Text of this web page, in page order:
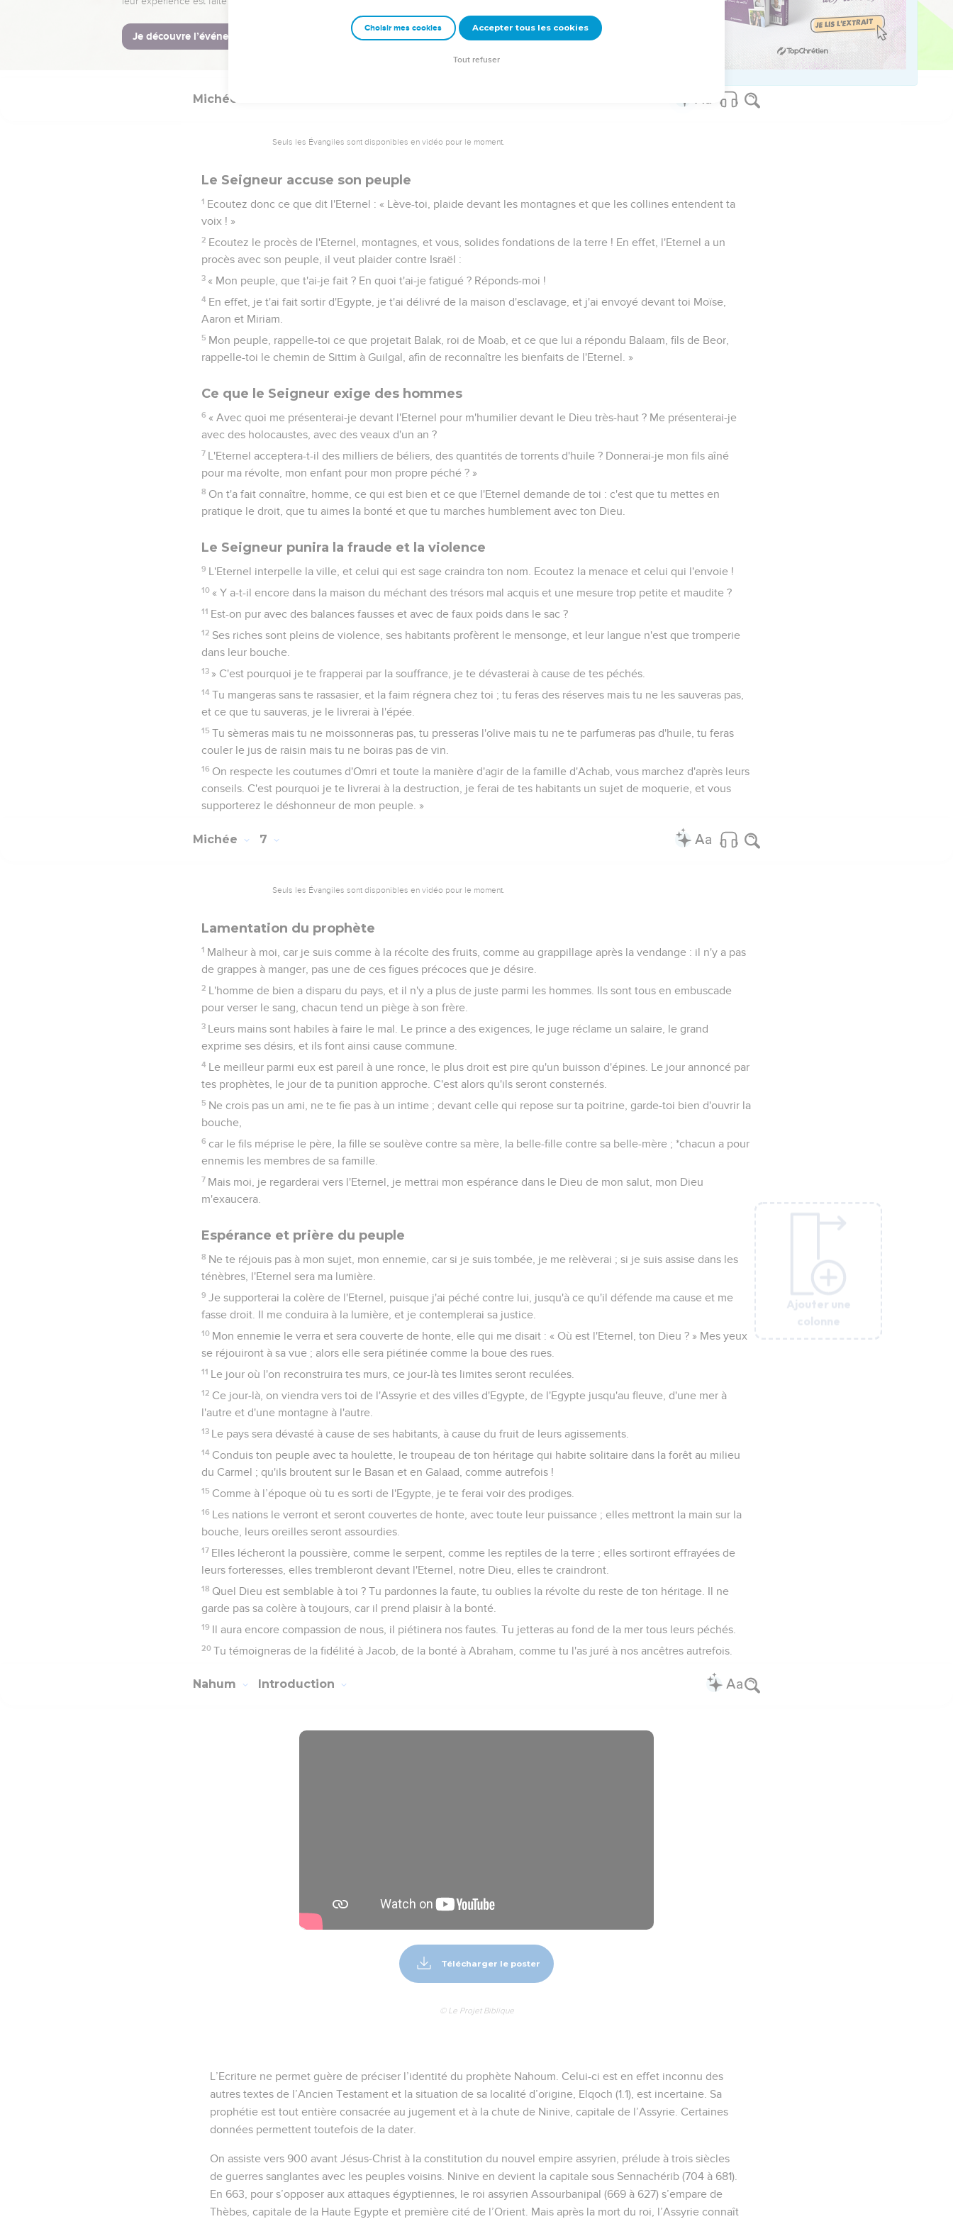
J'arracherai du milieu de toi tes poteaux sacrés et je détruirai tes villes.
14 J'exercerai ma vengeance avec colère, avec fureur, contre les nations qui n'ont pas écouté.
Ajouter une
colonne
Michée
Seuls les Évangiles sont disponibles en vidéo pour le moment.
Le Seigneur accuse son peuple
1 Ecoutez donc ce que dit l'Eternel : « Lève-toi, plaide devant les montagnes et que les collines entendent ta
voix ! »
2 Ecoutez le procès de l'Eternel, montagnes, et vous, solides fondations de la terre ! En effet, l'Eternel a un
procès avec son peuple, il veut plaider contre Israël :
3 « Mon peuple, que t'ai-je fait ? En quoi t'ai-je fatigué ? Réponds-moi !
4 En effet, je t'ai fait sortir d'Egypte, je t'ai délivré de la maison d'esclavage, et j'ai envoyé devant toi Moïse,
Aaron et Miriam.
5 Mon peuple, rappelle-toi ce que projetait Balak, roi de Moab, et ce que lui a répondu Balaam, fils de Beor,
rappelle-toi le chemin de Sittim à Guilgal, afin de reconnaître les bienfaits de l'Eternel. »
Ce que le Seigneur exige des hommes
6 « Avec quoi me présenterai-je devant l'Eternel pour m'humilier devant le Dieu très-haut ? Me présenterai-je
avec des holocaustes, avec des veaux d'un an ?
7 L'Eternel acceptera-t-il des milliers de béliers, des quantités de torrents d'huile ? Donnerai-je mon fils aîné
pour ma révolte, mon enfant pour mon propre péché ? »
8 On t'a fait connaître, homme, ce qui est bien et ce que l'Eternel demande de toi : c'est que tu mettes en
pratique le droit, que tu aimes la bonté et que tu marches humblement avec ton Dieu.
Le Seigneur punira la fraude et la violence
9 L'Eternel interpelle la ville, et celui qui est sage craindra ton nom. Ecoutez la menace et celui qui l'envoie !
10 « Y a-t-il encore dans la maison du méchant des trésors mal acquis et une mesure trop petite et maudite ?
11 Est-on pur avec des balances fausses et avec de faux poids dans le sac ?
12 Ses riches sont pleins de violence, ses habitants profèrent le mensonge, et leur langue n'est que tromperie
dans leur bouche.
13 » C'est pourquoi je te frapperai par la souffrance, je te dévasterai à cause de tes péchés.
14 Tu mangeras sans te rassasier, et la faim régnera chez toi ; tu feras des réserves mais tu ne les sauveras pas,
et ce que tu sauveras, je le livrerai à l'épée.
15 Tu sèmeras mais tu ne moissonneras pas, tu presseras l'olive mais tu ne te parfumeras pas d'huile, tu feras
couler le jus de raisin mais tu ne boiras pas de vin.
16 On respecte les coutumes d'Omri et toute la manière d'agir de la famille d'Achab, vous marchez d'après leurs
conseils. C'est pourquoi je te livrerai à la destruction, je ferai de tes habitants un sujet de moquerie, et vous
supporterez le déshonneur de mon peuple. »
Ajouter une
colonne
Michée 7
Seuls les Évangiles sont disponibles en vidéo pour le moment.
Lamentation du prophète
1 Malheur à moi, car je suis comme à la récolte des fruits, comme au grappillage après la vendange : il n'y a pas
de grappes à manger, pas une de ces figues précoces que je désire.
2 L'homme de bien a disparu du pays, et il n'y a plus de juste parmi les hommes. Ils sont tous en embuscade
pour verser le sang, chacun tend un piège à son frère.
3 Leurs mains sont habiles à faire le mal. Le prince a des exigences, le juge réclame un salaire, le grand
exprime ses désirs, et ils font ainsi cause commune.
4 Le meilleur parmi eux est pareil à une ronce, le plus droit est pire qu'un buisson d'épines. Le jour annoncé par
tes prophètes, le jour de ta punition approche. C'est alors qu'ils seront consternés.
5 Ne crois pas un ami, ne te fie pas à un intime ; devant celle qui repose sur ta poitrine, garde-toi bien d'ouvrir la
bouche,
6 car le fils méprise le père, la fille se soulève contre sa mère, la belle-fille contre sa belle-mère ; *chacun a pour
ennemis les membres de sa famille.
7 Mais moi, je regarderai vers l'Eternel, je mettrai mon espérance dans le Dieu de mon salut, mon Dieu
m'exaucera.
Espérance et prière du peuple
8 Ne te réjouis pas à mon sujet, mon ennemie, car si je suis tombée, je me relèverai ; si je suis assise dans les
ténèbres, l'Eternel sera ma lumière.
9 Je supporterai la colère de l'Eternel, puisque j'ai péché contre lui, jusqu'à ce qu'il défende ma cause et me
fasse droit. Il me conduira à la lumière, et je contemplerai sa justice.
10 Mon ennemie le verra et sera couverte de honte, elle qui me disait : « Où est l'Eternel, ton Dieu ? » Mes yeux
se réjouiront à sa vue ; alors elle sera piétinée comme la boue des rues.
11 Le jour où l'on reconstruira tes murs, ce jour-là tes limites seront reculées.
12 Ce jour-là, on viendra vers toi de l'Assyrie et des villes d'Egypte, de l'Egypte jusqu'au fleuve, d'une mer à
l'autre et d'une montagne à l'autre.
13 Le pays sera dévasté à cause de ses habitants, à cause du fruit de leurs agissements.
14 Conduis ton peuple avec ta houlette, le troupeau de ton héritage qui habite solitaire dans la forêt au milieu
du Carmel ; qu'ils broutent sur le Basan et en Galaad, comme autrefois !
15 Comme à l’époque où tu es sorti de l'Egypte, je te ferai voir des prodiges.
16 Les nations le verront et seront couvertes de honte, avec toute leur puissance ; elles mettront la main sur la
bouche, leurs oreilles seront assourdies.
17 Elles lécheront la poussière, comme le serpent, comme les reptiles de la terre ; elles sortiront effrayées de
leurs forteresses, elles trembleront devant l'Eternel, notre Dieu, elles te craindront.
18 Quel Dieu est semblable à toi ? Tu pardonnes la faute, tu oublies la révolte du reste de ton héritage. Il ne
garde pas sa colère à toujours, car il prend plaisir à la bonté.
19 Il aura encore compassion de nous, il piétinera nos fautes. Tu jetteras au fond de la mer tous leurs péchés.
20 Tu témoigneras de la fidélité à Jacob, de la bonté à Abraham, comme tu l'as juré à nos ancêtres autrefois.
Ajouter une
colonne
Nahum Introduction
Télécharger le poster
© Le Projet Biblique
L’Ecriture ne permet guère de préciser l’identité du prophète Nahoum. Celui-ci est en effet inconnu des
autres textes de l’Ancien Testament et la situation de sa localité d’origine, Elqoch (1.1), est incertaine. Sa
prophétie est tout entière consacrée au jugement et à la chute de Ninive, capitale de l’Assyrie. Certaines
données permettent toutefois de la dater.
On assiste vers 900 avant Jésus-Christ à la constitution du nouvel empire assyrien, prélude à trois siècles
de guerres sanglantes avec les peuples voisins. Ninive en devient la capitale sous Sennachérib (704 à 681).
En 663, pour s’opposer aux attaques égyptiennes, le roi assyrien Assourbanipal (669 à 627) s’empare de
Thèbes, capitale de la Haute Egypte et première cité de l’Orient. Mais après la mort du roi, l’Assyrie connaît
Ajouter une
colonne
Ajouter une
colonne
Ajouter une
colonne
Choisir mes cookies Accepter tous les cookies
Tout refuser